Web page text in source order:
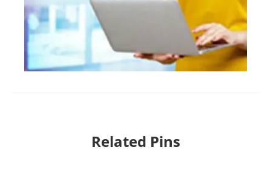
Related Pins